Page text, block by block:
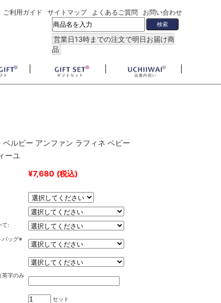
ご利用ガイド サイトマップ よくあるご質問 お問い合わせ
営業日13時までの注文で明日お届け商
品
ベルビー アンファン ラフィネ ベビー
ーユ
¥7,680 (税込)
て:
バッグ※
英字のみ
セット